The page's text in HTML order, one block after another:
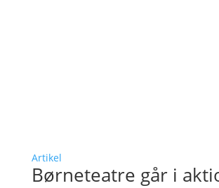
Artikel
Børneteatre går i